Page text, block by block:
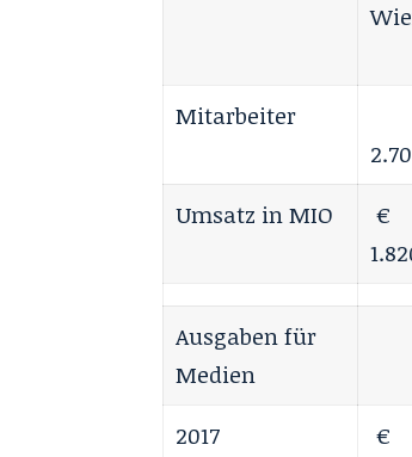
Mitarbeiter
Umsatz in MIO
Ausgaben für
Medien
2017
€